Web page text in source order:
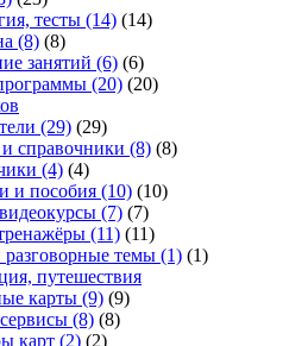
тесты (14) (14)
(8) (8)
занятий (6) (6)
(20) (20)
(29) (29)
справочники (8) (8)
(4) (4)
и пособия (10) (10)
(7) (7)
(11) (11)
разговорные темы (1) (1)
путешествия
карты (9) (9)
(8) (8)
карт (2) (2)